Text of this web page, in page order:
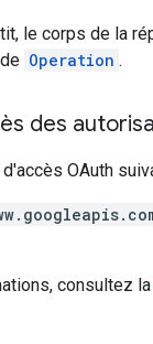
le corps de la
Operation .
des
OAuth
consultez la